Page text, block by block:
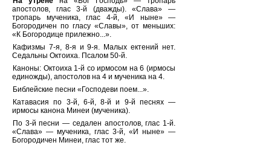
апостолов, глас 3-й (дважды). «Слава» —
тропарь мученика, глас 4-й, «И ныне» —
Богородичен по гласу «Славы», от меньших:
«К Богородице прилежно...».
Кафизмы 7-я, 8-я и 9-я. Малых ектений нет.
Седальны Октоиха. Псалом 50-й.
Каноны: Октоиха 1-й со ирмосом на 6 (ирмосы
единожды), апостолов на 4 и мученика на 4.
Библейские песни «Господеви поем...».
Катавасия по 3-й, 6-й, 8-й и 9-й песнях —
ирмосы канона Минеи (мученика).
По 3-й песни — седален апостолов, глас 1-й.
«Слава» — мученика, глас 3-й, «И ныне» —
Богородичен Минеи, глас тот же.